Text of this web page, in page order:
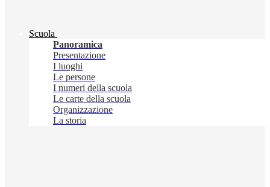
Scuola
Panoramica
Presentazione
I luoghi
Le persone
I numeri della scuola
Le carte della scuola
Organizzazione
La storia